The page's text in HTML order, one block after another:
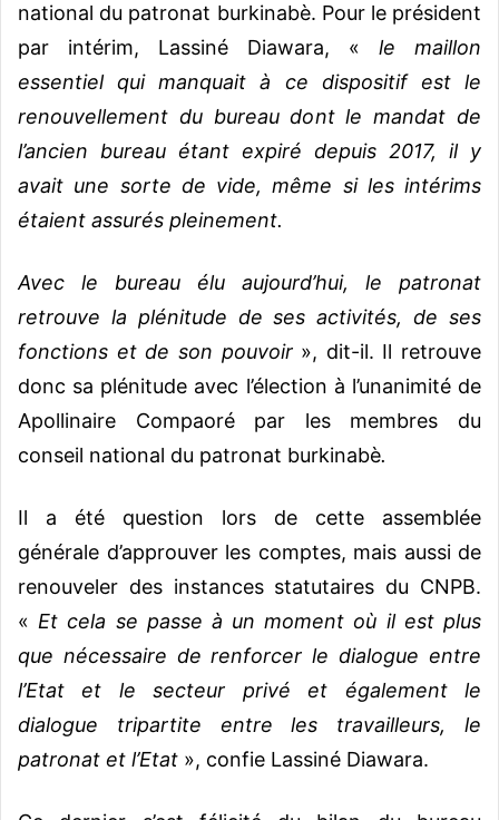
national du patronat burkinabè. Pour le président
par intérim, Lassiné Diawara, « le maillon
essentiel qui manquait à ce dispositif est le
renouvellement du bureau dont le mandat de
l’ancien bureau étant expiré depuis 2017, il y
avait une sorte de vide, même si les intérims
étaient assurés pleinement.
Avec le bureau élu aujourd’hui, le patronat
retrouve la plénitude de ses activités, de ses
fonctions et de son pouvoir », dit-il. Il retrouve
donc sa plénitude avec l’élection à l’unanimité de
Apollinaire Compaoré par les membres du
conseil national du patronat burkinabè.
Il a été question lors de cette assemblée
générale d’approuver les comptes, mais aussi de
renouveler des instances statutaires du CNPB.
«Et cela se passe à un moment où il est plus
que nécessaire de renforcer le dialogue entre
l’Etat et le secteur privé et également le
dialogue tripartite entre les travailleurs, le
patronat et l’Etat », confie Lassiné Diawara.